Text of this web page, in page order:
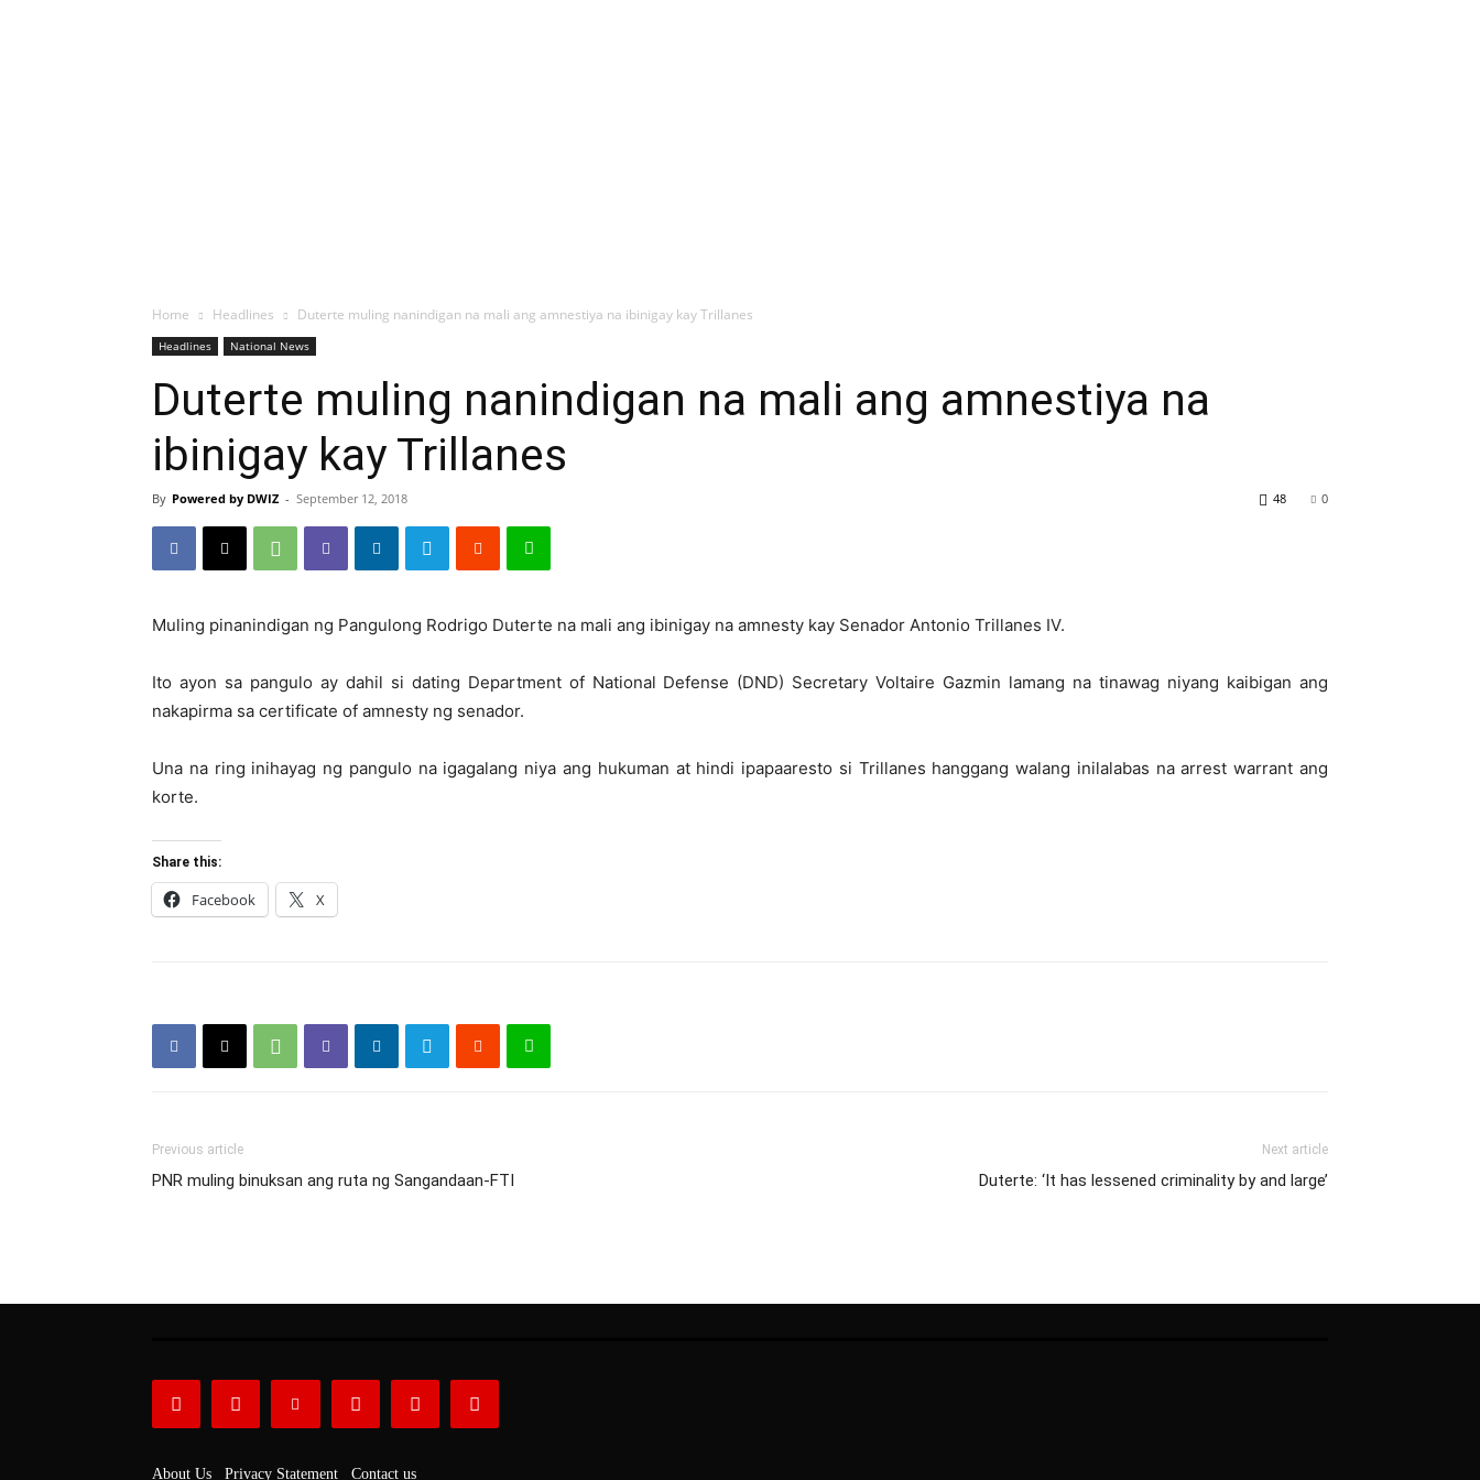
Home Headlines Duterte muling nanindigan na mali ang amnestiya na ibinigay kay Trillanes
Headlines National News
Duterte muling nanindigan na mali ang amnestiya na
ibinigay kay Trillanes
By Powered by DWIZ - September 12, 2018 0
48
Muling pinanindigan ng Pangulong Rodrigo Duterte na mali ang ibinigay na amnesty kay Senador Antonio Trillanes IV.
Ito ayon sa pangulo ay dahil si dating Department of National Defense (DND) Secretary Voltaire Gazmin lamang na tinawag niyang kaibigan ang
nakapirma sa certificate of amnesty ng senador.
Una na ring inihayag ng pangulo na igagalang niya ang hukuman at hindi ipapaaresto si Trillanes hanggang walang inilalabas na arrest warrant ang
korte.
Share this:
Facebook X
Previous article
PNR muling binuksan ang ruta ng Sangandaan-FTI
Next article
Duterte: ‘It has lessened criminality by and large’
About Us Privacy Statement Contact us